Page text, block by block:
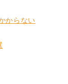
からない